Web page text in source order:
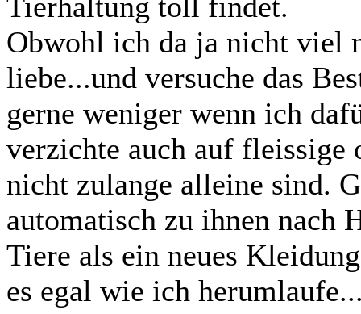
Obwohl ich da ja nicht viel
liebe...und versuche das
gerne weniger wenn ich
verzichte auch auf fleissige
nicht zulange alleine sind.
automatisch zu ihnen nach
Tiere als ein neues
es egal wie ich